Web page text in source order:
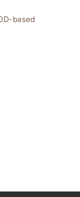
based